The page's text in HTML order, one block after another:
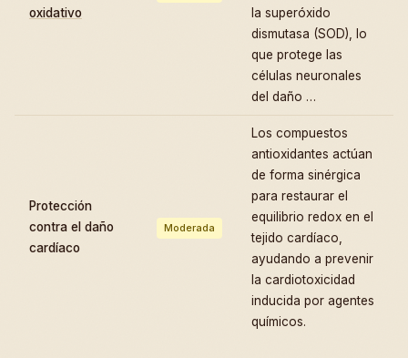
oxidativo
la superóxido
dismutasa (SOD), lo
que protege las
células neuronales
del daño …
Protección
contra el daño
cardíaco
Moderada
Los compuestos
antioxidantes actúan
de forma sinérgica
para restaurar el
equilibrio redox en el
tejido cardíaco,
ayudando a prevenir
la cardiotoxicidad
inducida por agentes
químicos.